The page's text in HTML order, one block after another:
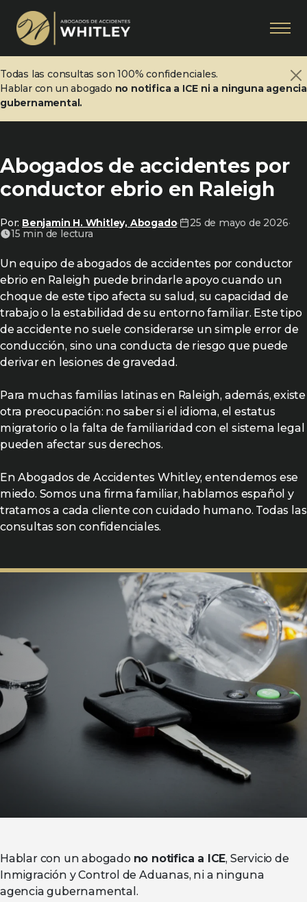
Todas las consultas son 100% confidenciales.
Hablar con un abogado no notifica a ICE ni a ninguna agencia
gubernamental.
Abogados de accidentes por
conductor ebrio en Raleigh
Por: Benjamin H. Whitley, Abogado· 25 de mayo de 2026·
15 min de lectura
Un equipo de abogados de accidentes por conductor
ebrio en Raleigh puede brindarle apoyo cuando un
choque de este tipo afecta su salud, su capacidad de
trabajo o la estabilidad de su entorno familiar. Este tipo
de accidente no suele considerarse un simple error de
conducción, sino una conducta de riesgo que puede
derivar en lesiones de gravedad.
Para muchas familias latinas en Raleigh, además, existe
otra preocupación: no saber si el idioma, el estatus
migratorio o la falta de familiaridad con el sistema legal
pueden afectar sus derechos.
En Abogados de Accidentes Whitley, entendemos ese
miedo. Somos una firma familiar, hablamos español y
tratamos a cada cliente con cuidado humano. Todas las
consultas son confidenciales.
Hablar con un abogado no notifica a ICE, Servicio de
Inmigración y Control de Aduanas, ni a ninguna
agencia gubernamental.